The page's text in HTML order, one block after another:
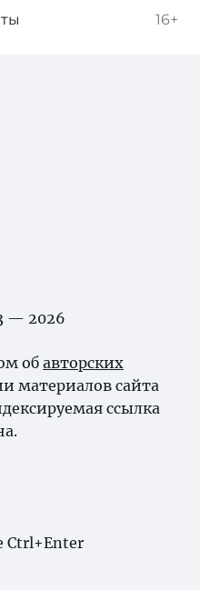
16+
— 2026
об авторских
материалов сайта
ссылка
Ctrl+Enter